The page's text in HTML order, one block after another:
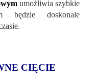
umożliwia szybkie
będzie doskonale
CIĘCIE